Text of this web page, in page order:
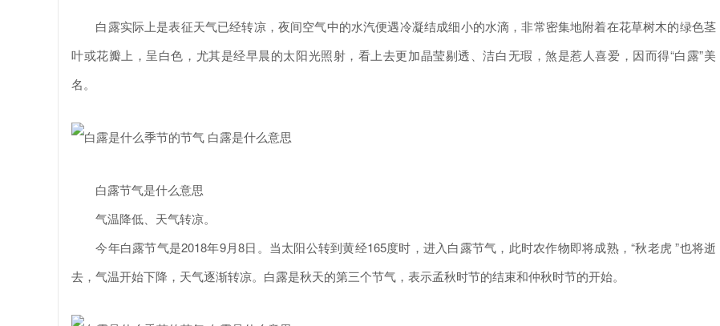
白露实际上是表征天气已经转凉，夜间空气中的水汽便遇冷凝结成细小的水滴，非常密集地附着在花草树木的绿色茎
叶或花瓣上，呈白色，尤其是经早晨的太阳光照射，看上去更加晶莹剔透、洁白无瑕，煞是惹人喜爱，因而得“白露”美
名。
白露节气是什么意思
气温降低、天气转凉。
今年白露节气是2018年9月8日。当太阳公转到黄经165度时，进入白露节气，此时农作物即将成熟，“秋老虎 ”也将逝
去，气温开始下降，天气逐渐转凉。白露是秋天的第三个节气，表示孟秋时节的结束和仲秋时节的开始。